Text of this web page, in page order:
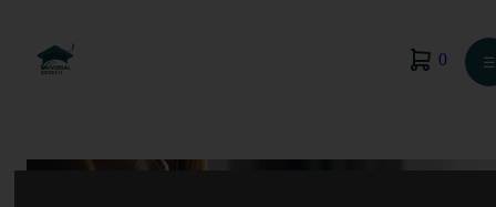
0 ☰